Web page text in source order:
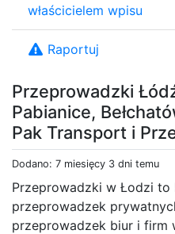
Przeprowadzki
Pabianice,
Pak Transport i
Dodano: 7 miesięcy 3 dni temu
Przeprowadzki w Łodzi
przeprowadzek
przeprowadzek biur i firm
właścicielem wpisu
Raportuj